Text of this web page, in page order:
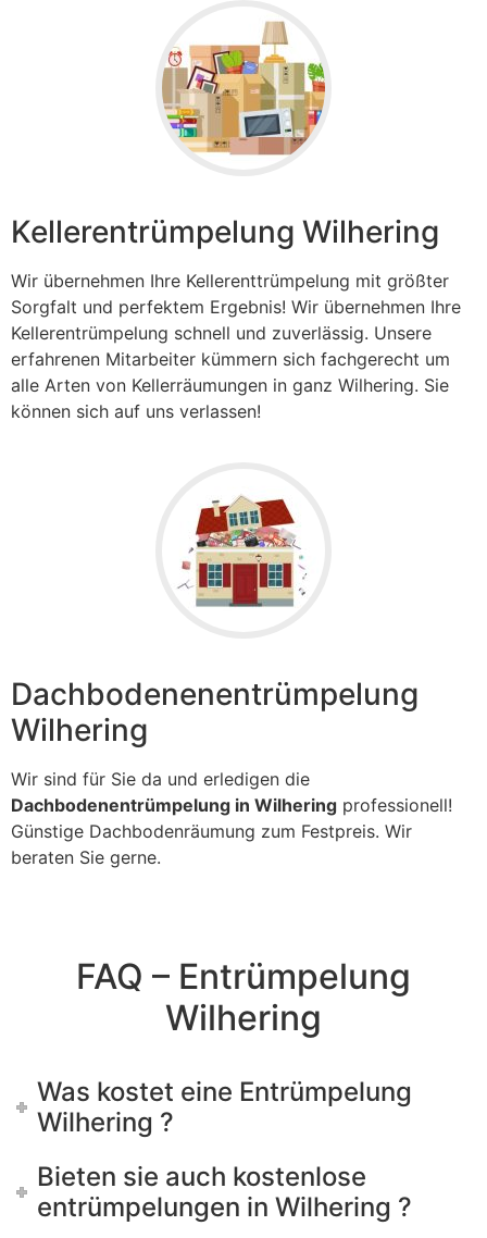
Kellerentrümpelung Wilhering
Wir übernehmen Ihre Kellerenttrümpelung mit größter
Sorgfalt und perfektem Ergebnis! Wir übernehmen Ihre
Kellerentrümpelung schnell und zuverlässig. Unsere
erfahrenen Mitarbeiter kümmern sich fachgerecht um
alle Arten von Kellerräumungen in ganz Wilhering. Sie
können sich auf uns verlassen!
Dachbodenenentrümpelung
Wilhering
Wir sind für Sie da und erledigen die
Dachbodenentrümpelung in Wilhering professionell!
Günstige Dachbodenräumung zum Festpreis. Wir
beraten Sie gerne.
FAQ – Entrümpelung
Wilhering
Was kostet eine Entrümpelung
Wilhering ?
Bieten sie auch kostenlose
entrümpelungen in Wilhering ?